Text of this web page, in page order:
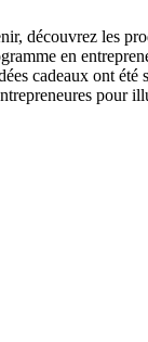
découvrez les
en
cadeaux ont été
pour